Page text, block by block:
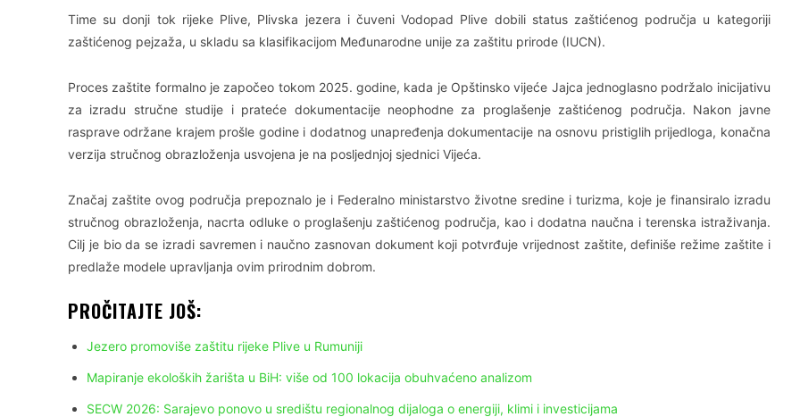
Time su donji tok rijeke Plive, Plivska jezera i čuveni Vodopad Plive dobili status zaštićenog područja u kategoriji
zaštićenog pejzaža, u skladu sa klasifikacijom Međunarodne unije za zaštitu prirode (IUCN).
Proces zaštite formalno je započeo tokom 2025. godine, kada je Opštinsko vijeće Jajca jednoglasno podržalo inicijativu
za izradu stručne studije i prateće dokumentacije neophodne za proglašenje zaštićenog područja. Nakon javne
rasprave održane krajem prošle godine i dodatnog unapređenja dokumentacije na osnovu pristiglih prijedloga, konačna
verzija stručnog obrazloženja usvojena je na posljednjoj sjednici Vijeća.
Značaj zaštite ovog područja prepoznalo je i Federalno ministarstvo životne sredine i turizma, koje je finansiralo izradu
stručnog obrazloženja, nacrta odluke o proglašenju zaštićenog područja, kao i dodatna naučna i terenska istraživanja.
Cilj je bio da se izradi savremen i naučno zasnovan dokument koji potvrđuje vrijednost zaštite, definiše režime zaštite i
predlaže modele upravljanja ovim prirodnim dobrom.
PROČITAJTE JOŠ:
Jezero promoviše zaštitu rijeke Plive u Rumuniji
Mapiranje ekoloških žarišta u BiH: više od 100 lokacija obuhvaćeno analizom
SECW 2026: Sarajevo ponovo u središtu regionalnog dijaloga o energiji, klimi i investicijama